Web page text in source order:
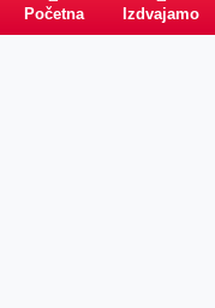
Početna Izdvajamo